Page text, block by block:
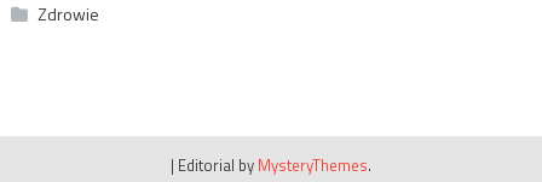
Zdrowie
| Editorial by MysteryThemes.